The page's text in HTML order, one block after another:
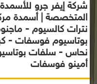
شركة إيفر جرو للأسمدة
المتخصصة | أسمدة
نترات كالسيوم -
بوتاسيوم فوسفات -
نحاس - سلفات
أمينو فوسفات